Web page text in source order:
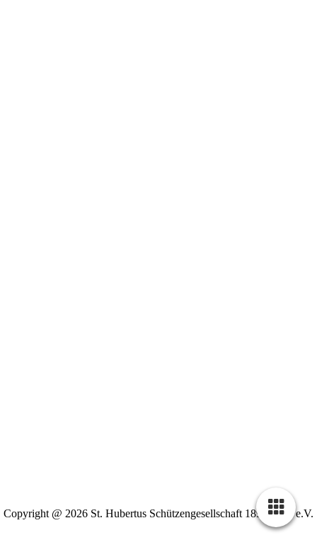
Copyright @ 2026 St. Hubertus Schützengesellschaft 1898 Zons e.V.